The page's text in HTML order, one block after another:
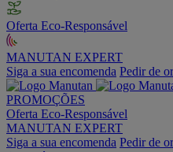
Oferta Eco-Responsável
MANUTAN EXPERT
Siga a sua encomenda Pedir de
PROMOÇÕES
Oferta Eco-Responsável
MANUTAN EXPERT
Siga a sua encomenda Pedir de